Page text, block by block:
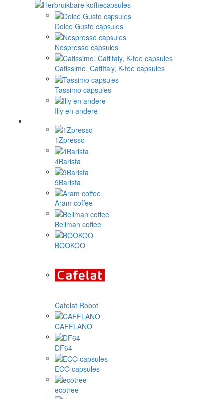
Dolce Gusto capsules
Nespresso capsules
Cafissimo, Caffitaly, K-fee capsules
Tassimo capsules
Illy en andere
1Zpresso
4Barista
9Barista
Aram coffee
Bellman coffee
BOOKOO
Cafelat Robot
CAFFLANO
DF64
ECO capsules
ecotree